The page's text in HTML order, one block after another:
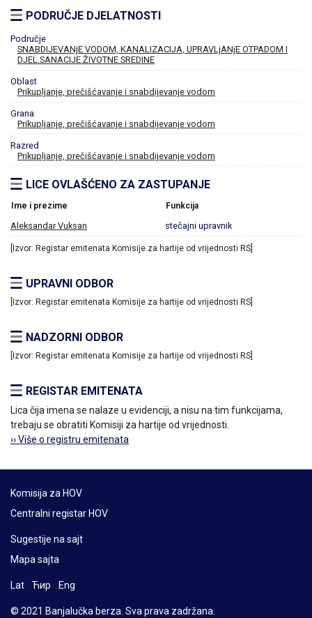
PODRUČJE DJELATNOSTI
Područje
SNABDIJEVANjE VODOM, KANALIZACIJA, UPRAVLjANjE OTPADOM I
DJEL.SANACIJE ŽIVOTNE SREDINE
Oblast
Prikupljanje, prečišćavanje i snabdijevanje vodom
Grana
Prikupljanje, prečišćavanje i snabdijevanje vodom
Razred
Prikupljanje, prečišćavanje i snabdijevanje vodom
LICE OVLAŠĆENO ZA ZASTUPANJE
Ime i prezime Funkcija
Aleksandar Vuksan stečajni upravnik
[Izvor: Registar emitenata Komisije za hartije od vrijednosti RS]
UPRAVNI ODBOR
[Izvor: Registar emitenata Komisije za hartije od vrijednosti RS]
NADZORNI ODBOR
[Izvor: Registar emitenata Komisije za hartije od vrijednosti RS]
REGISTAR EMITENATA
Lica čija imena se nalaze u evidenciji, a nisu na tim funkcijama,
trebaju se obratiti Komisiji za hartije od vrijednosti.
›› Više o registru emitenata
Komisija za HOV
Centralni registar HOV
Sugestije na sajt
Mapa sajta
Lat Ћир Eng
© 2021 Banjalučka berza. Sva prava zadržana.